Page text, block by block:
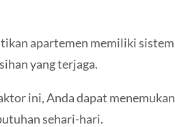
apartemen memiliki
yang terjaga.
ini, Anda dapat
sehari-hari.